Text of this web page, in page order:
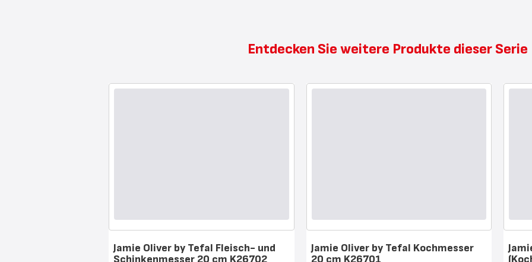
Entdecken Sie weitere Produkte dieser
Jamie Oliver by Tefal Fleisch- und
Schinkenmesser 20 cm K26702
Jamie Oliver by Tefal Kochmesser
20 cm K26701